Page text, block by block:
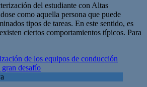
del estudiante con Altas
como aquella persona que puede
tipos de tareas. En este sentido, es
ciertos comportamientos típicos. Para